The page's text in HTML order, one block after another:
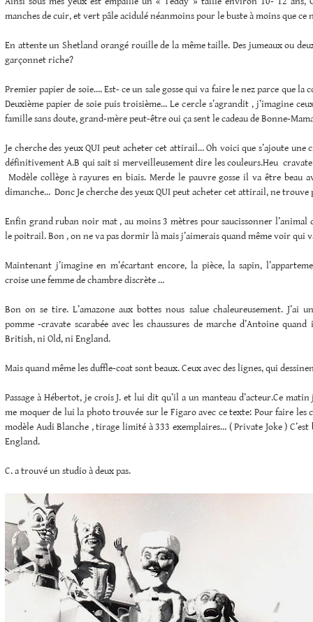
manches de cuir, et vert pâle acidulé néanmoins pour le buste à moins que ce
En attente un Shetland orangé rouille de la même taille. Des jumeaux ou
garçonnet riche?
Premier papier de soie…. Est- ce un sale gosse qui va faire le nez parce que la
Deuxième papier de soie puis troisième… Le cercle s’agrandit , j’imagine
famille sans doute, grand-mère peut-être oui ça sent le cadeau de Bonne-
Je cherche des yeux QUI peut acheter cet attirail… Oh voici que s’ajoute une
définitivement A.B qui sait si merveilleusement dire les couleurs.Heu cravate
Modèle collège à rayures en biais. Merde le pauvre gosse il va être beau
dimanche… Donc Je cherche des yeux QUI peut acheter cet attirail, ne trouve
Enfin grand ruban noir mat , au moins 3 mètres pour saucissonner l’animal
le poitrail. Bon , on ne va pas dormir là mais j’aimerais quand même voir qui
Maintenant j’imagine en m’écartant encore, la pièce, la sapin,
croise une femme de chambre discrète …
Bon on se tire. L’amazone aux bottes nous salue chaleureusement. J’ai
pomme -cravate scarabée avec les chaussures de marche d’Antoine
British, ni Old, ni England.
Mais quand même les duffle-coat sont beaux. Ceux avec des lignes, qui
Passage à Hébertot, je crois J. et lui dit qu’il a un manteau d’acteur.Ce
me moquer de lui la photo trouvée sur le Figaro avec ce texte: Pour faire les
modèle Audi Blanche , tirage limité à 333 exemplaires… ( Private Joke )
England.
C. a trouvé un studio à deux pas.